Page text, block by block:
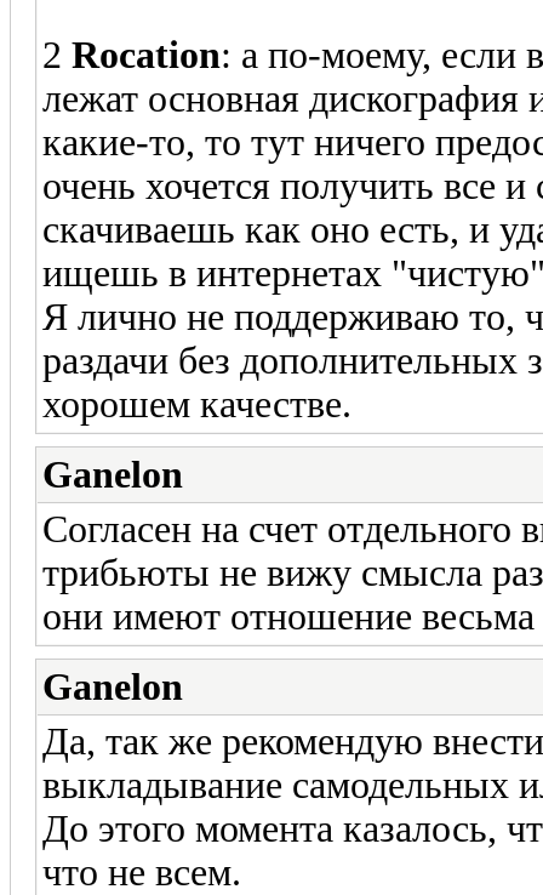
2 Rocation: а по-моему, если
лежат основная
какие-то, то тут ничего
очень хочется получить все
скачиваешь как оно есть, и
ищешь в интернетах
Я лично не поддерживаю то,
раздачи без дополнительных
хорошем качестве.
Ganelon
Согласен на счет
трибьюты не вижу смысла
они имеют отношение весьма
Ganelon
Да, так же рекомендую
выкладывание самодельных
До этого момента казалось,
что не всем.